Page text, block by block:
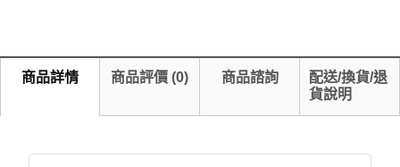
商品詳情 商品評價 (0) 商品諮詢
配送/換貨/退
貨說明